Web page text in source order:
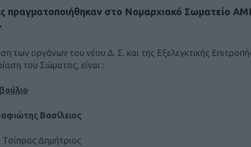
πραγματοποιήθηκαν στο Νομαρχιακό Σωματείο
των οργάνων του νέου Δ. Σ. και της Εξελεγκτικής
του Σώματος, είναι :
Βασίλειος
Δημήτριος